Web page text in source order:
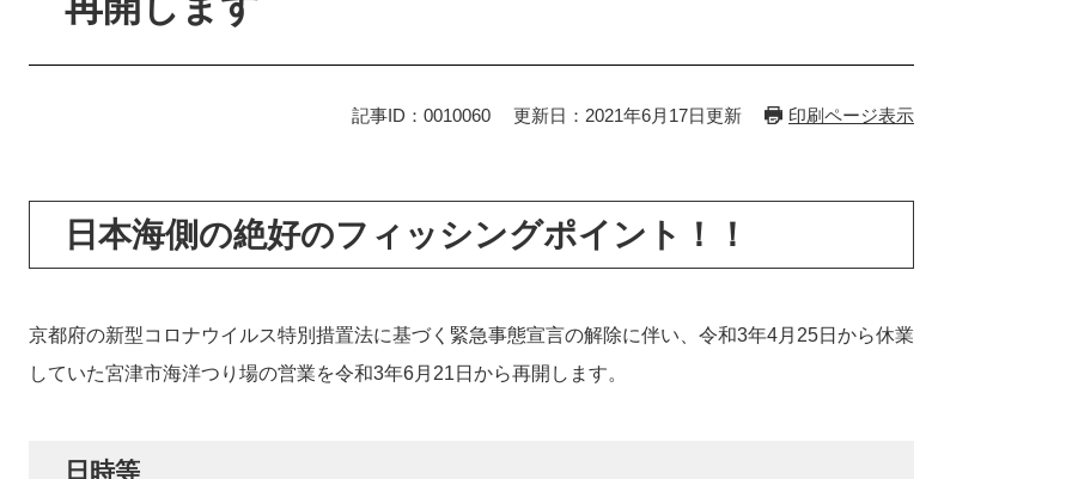
記事ID：0010060 更新日：2021年6月17日更新 印刷ページ表示
日本海側の絶好のフィッシングポイント！！
京都府の新型コロナウイルス特別措置法に基づく緊急事態宣言の解除に伴い、令和3年4月25日から休業
していた宮津市海洋つり場の営業を令和3年6月21日から再開します。​
日時等